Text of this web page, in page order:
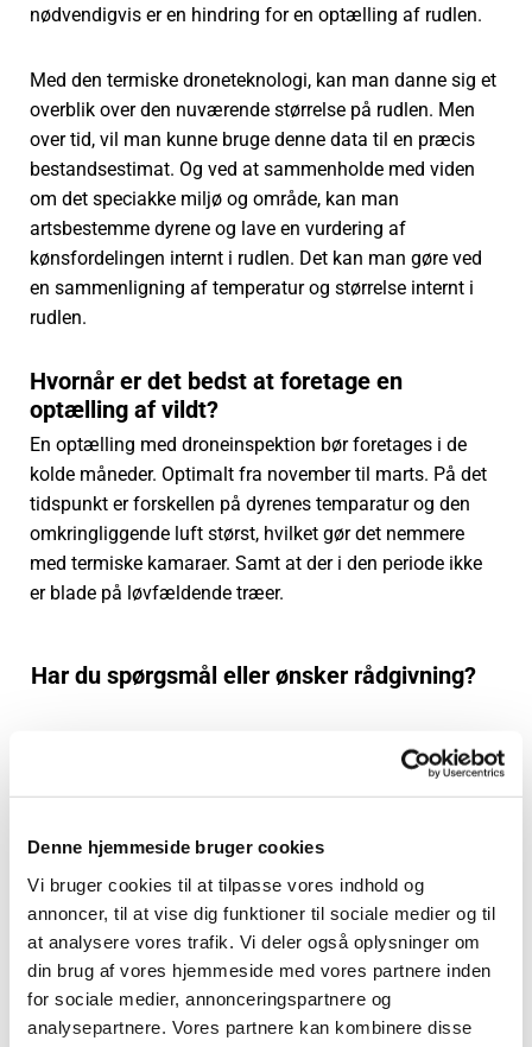
Denne hjemmeside bruger cookies
Vi bruger cookies til at tilpasse vores indhold og
annoncer, til at vise dig funktioner til sociale medier og til
at analysere vores trafik. Vi deler også oplysninger om
din brug af vores hjemmeside med vores partnere inden
for sociale medier, annonceringspartnere og
analysepartnere. Vores partnere kan kombinere disse
nødvendigvis er en hindring for en optælling af rudlen.
Med den termiske droneteknologi, kan man danne sig et
overblik over den nuværende størrelse på rudlen. Men
over tid, vil man kunne bruge denne data til en præcis
bestandsestimat. Og ved at sammenholde med viden
om det speciakke miljø og område, kan man
artsbestemme dyrene og lave en vurdering af
kønsfordelingen internt i rudlen. Det kan man gøre ved
en sammenligning af temperatur og størrelse internt i
rudlen.
Hvornår er det bedst at foretage en
optælling af vildt?
En optælling med droneinspektion bør foretages i de
kolde måneder. Optimalt fra november til marts. På det
tidspunkt er forskellen på dyrenes temparatur og den
omkringliggende luft størst, hvilket gør det nemmere
med termiske kamaraer. Samt at der i den periode ikke
er blade på løvfældende træer.
Har du spørgsmål eller ønsker rådgivning?